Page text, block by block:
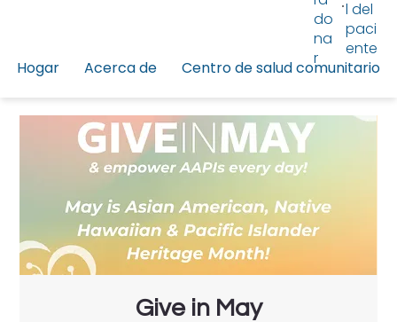
Hogar Acerca de Centro de salud comunitario
do
na
r
l del
paci
ente
Give in May